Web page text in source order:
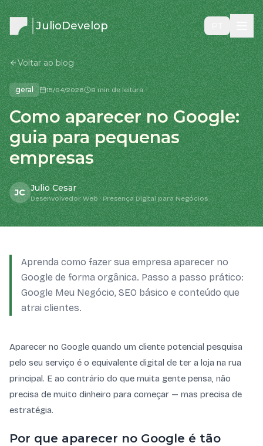
JulioDevelop
Voltar ao blog
geral 15/04/2026 8 min de leitura
Como aparecer no Google:
guia para pequenas
empresas
JC Julio Cesar
Desenvolvedor Web · Presença Digital para Negócios
Aprenda como fazer sua empresa aparecer no
Google de forma orgânica. Passo a passo prático:
Google Meu Negócio, SEO básico e conteúdo que
atrai clientes.
Aparecer no Google quando um cliente potencial pesquisa
pelo seu serviço é o equivalente digital de ter a loja na rua
principal. E ao contrário do que muita gente pensa, não
precisa de muito dinheiro para começar — mas precisa de
estratégia.
Por que aparecer no Google é tão